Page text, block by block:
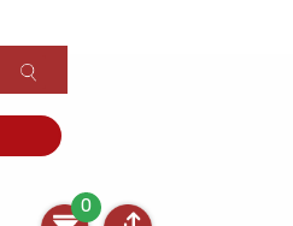
0